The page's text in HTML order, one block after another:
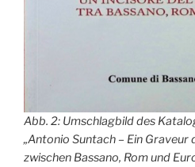
Abb. 2: Umschlagbild des
„Antonio Suntach – Ein Graveur
zwischen Bassano, Rom und